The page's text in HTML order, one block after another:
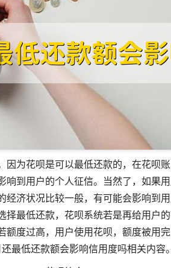
因为花呗是可以最低还款的，在花呗
响到用户的个人征信。当然了，如果
济状况比较一般，有可能会影响到
择最低还款，花呗系统若是再给用户
额度过高，用户使用花呗，额度被用
最低还款额会影响信用度吗相关内容。